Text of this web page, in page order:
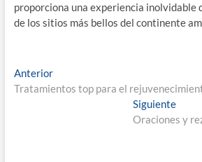
proporciona una experiencia inolvidable
de los sitios más bellos del continente
Navegación
de
AnteriorEntrada
anterior:
Tratamientos top para el
Siguiente
Oraciones y